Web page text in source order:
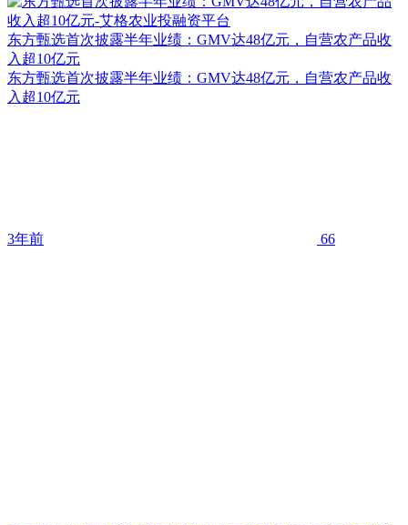
东方甄选首次披露半年业绩：GMV达48亿元，自营农产品收
入超10亿元
东方甄选首次披露半年业绩：GMV达48亿元，自营农产品收
入超10亿元
3年前 66